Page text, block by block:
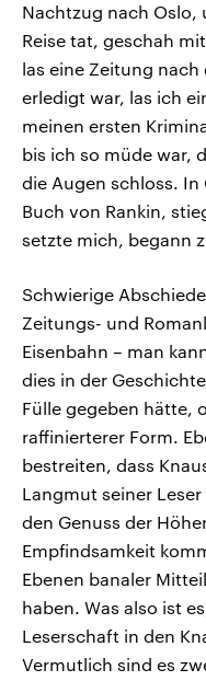
Nachtzug nach Oslo,
Reise tat, geschah
las eine Zeitung nach
erledigt war, las ich
meinen ersten
bis ich so müde war,
die Augen schloss.
Buch von Rankin,
setzte mich, begann
Schwierige
Zeitungs- und
Eisenbahn – man
dies in der
Fülle gegeben hätte,
raffinierterer Form.
bestreiten, dass
Langmut seiner
den Genuss der
Empfindsamkeit
Ebenen banaler
haben. Was also ist
Leserschaft in den
Vermutlich sind es